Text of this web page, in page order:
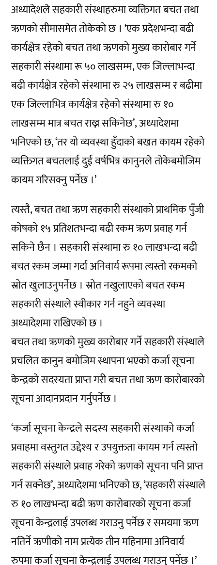
अध्यादेशले सहकारी संस्थाहरुमा व्यक्तिगत बचत तथा
ऋणको सीमासमेत तोकेको छ । ‘एक प्रदेशभन्दा बढी
कार्यक्षेत्र रहेको बचत तथा ऋणको मुख्य कारोबार गर्ने
सहकारी संस्थामा रू ५० लाखसम्म, एक जिल्लाभन्दा
बढी कार्यक्षेत्र रहेको संस्थामा रु २५ लाखसम्म र बढीमा
एक जिल्लाभित्र कार्यक्षेत्र रहेको संस्थामा रु १०
लाखसम्म मात्र बचत राख्न सकिनेछ’, अध्यादेशमा
भनिएको छ, ‘तर यो व्यवस्था हुँदाको बखत कायम रहेको
व्यक्तिगत बचतलाई दुई वर्षभित्र कानुनले तोकेबमोजिम
कायम गरिसक्नु पर्नेछ ।’
त्यस्तै, बचत तथा ऋण सहकारी संस्थाको प्राथमिक पुँजी
कोषको १५ प्रतिशतभन्दा बढी रकम ऋण प्रवाह गर्न
सकिने छैन । सहकारी संस्थामा रु १० लाखभन्दा बढी
बचत रकम जम्मा गर्दा अनिवार्य रूपमा त्यस्तो रकमको
स्रोत खुलाउनुपर्नेछ । स्रोत नखुलाएको बचत रकम
सहकारी संस्थाले स्वीकार गर्न नहुने व्यवस्था
अध्यादेशमा राखिएको छ ।
बचत तथा ऋणको मुख्य कारोबार गर्ने सहकारी संस्थाले
प्रचलित कानुन बमोजिम स्थापना भएको कर्जा सूचना
केन्द्रको सदस्यता प्राप्त गरी बचत तथा ऋण कारोबारको
सूचना आदानप्रदान गर्नुपर्नेछ ।
‘कर्जा सूचना केन्द्रले सदस्य सहकारी संस्थाको कर्जा
प्रवाहमा वस्तुगत उद्देश्य र उपयुक्तता कायम गर्न त्यस्तो
सहकारी संस्थाले प्रवाह गरेको ऋणको सूचना पनि प्राप्त
गर्न सक्नेछ’, अध्यादेशमा भनिएको छ, ‘सहकारी संस्थाले
रु १० लाखभन्दा बढी ऋण कारोबारको सूचना कर्जा
सूचना केन्द्रलाई उपलब्ध गराउनु पर्नेछ र समयमा ऋण
नतिर्ने ऋणीको नाम प्रत्येक तीन महिनामा अनिवार्य
रुपमा कर्जा सूचना केन्द्रलाई उपलब्ध गराउनु पर्नेछ ।’